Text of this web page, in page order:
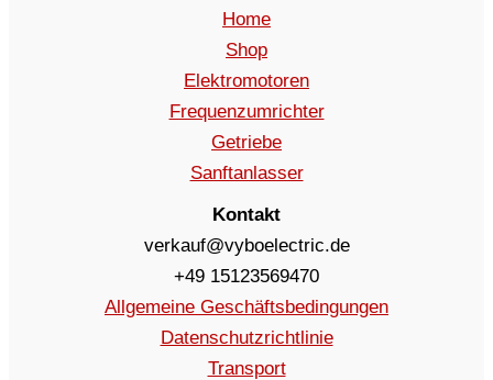
Home
Shop
Elektromotoren
Frequenzumrichter
Getriebe
Sanftanlasser
Kontakt
verkauf@vyboelectric.de
+49 15123569470
Allgemeine Geschäftsbedingungen
Datenschutzrichtlinie
Transport